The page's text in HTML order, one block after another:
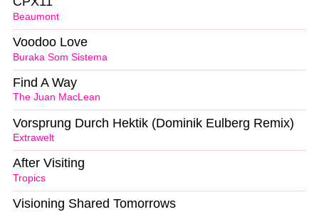
Beaumont
Buraka Som Sistema
Voodoo Love
The Juan MacLean
Find A Way
Extrawelt
Vorsprung Durch Hektik (Dominik Eulberg Remix)
Tropics
After Visiting
Visioning Shared Tomorrows